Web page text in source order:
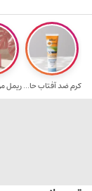
کرم ضد آفتاب حا...